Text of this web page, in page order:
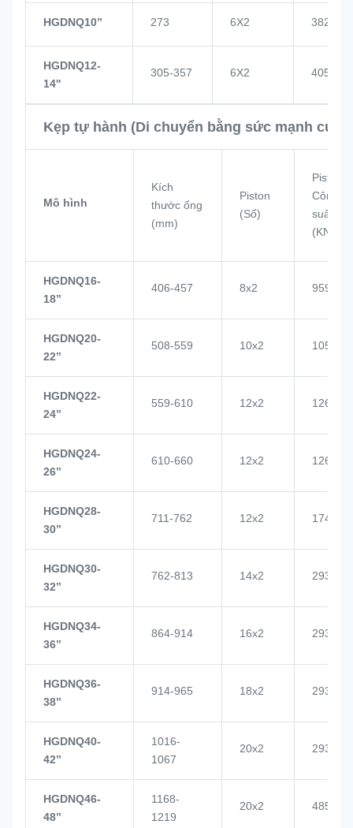
HGDNQ10’’ 273 6X2 382
HGDNQ12-
14''
305-357 6X2 405
Kẹp tự hành (Di chuyển bằng sức mạnh của
Mô hình
Kích
thước ống
(mm)
Piston
(Số)
Piston
Công
suất
(KN)
HGDNQ16-
18’’
406-457 8x2 959
HGDNQ20-
22’’
508-559 10x2 1057
HGDNQ22-
24’’
559-610 12x2 1268
HGDNQ24-
26’’
610-660 12x2 1268
HGDNQ28-
30’’
711-762 12x2 1748
HGDNQ30-
32’’
762-813 14x2 2937
HGDNQ34-
36’’
864-914 16x2 2937
HGDNQ36-
38’’
914-965 18x2 2937
HGDNQ40-
42’’
1016-
1067
20x2 2937
HGDNQ46-
48’’
1168-
1219
20x2 4855